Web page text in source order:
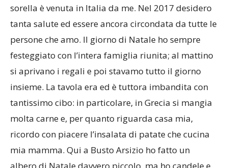
sorella è venuta in Italia da me. Nel 2017 desidero
tanta salute ed essere ancora circondata da tutte le
persone che amo. Il giorno di Natale ho sempre
festeggiato con l’intera famiglia riunita; al mattino
si aprivano i regali e poi stavamo tutto il giorno
insieme. La tavola era ed è tuttora imbandita con
tantissimo cibo: in particolare, in Grecia si mangia
molta carne e, per quanto riguarda casa mia,
ricordo con piacere l’insalata di patate che cucina
mia mamma. Qui a Busto Arsizio ho fatto un
albero di Natale davvero piccolo, ma ho candele e